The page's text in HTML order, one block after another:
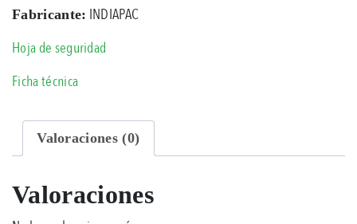
Fabricante: INDIAPAC
Hoja de seguridad
Ficha técnica
Valoraciones (0)
Valoraciones